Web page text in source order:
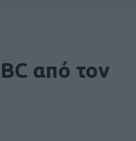
από τον